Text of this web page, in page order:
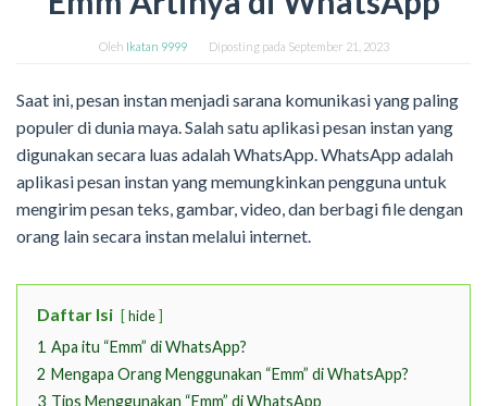
Oleh Ikatan 9999 Diposting pada September 21, 2023
Saat ini, pesan instan menjadi sarana komunikasi yang paling
populer di dunia maya. Salah satu aplikasi pesan instan yang
digunakan secara luas adalah WhatsApp. WhatsApp adalah
aplikasi pesan instan yang memungkinkan pengguna untuk
mengirim pesan teks, gambar, video, dan berbagi file dengan
orang lain secara instan melalui internet.
Daftar Isi hide
1 Apa itu “Emm” di WhatsApp?
2 Mengapa Orang Menggunakan “Emm” di WhatsApp?
3 Tips Menggunakan “Emm” di WhatsApp